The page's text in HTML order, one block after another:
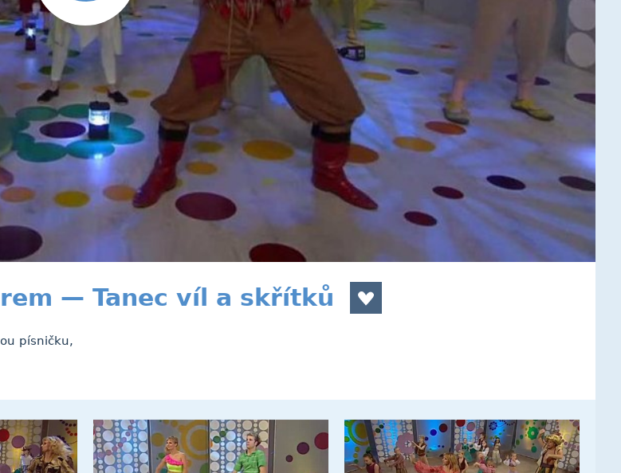
— Tanec víl a skřítků
písničku,